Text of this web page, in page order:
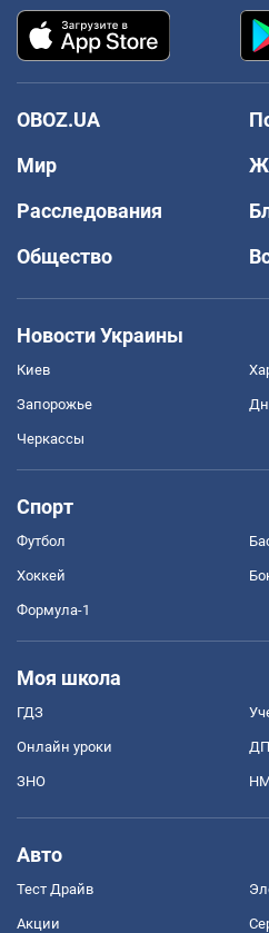
OBOZ.UA
Мир
Расследования
Общество
Новости Украины
Киев
Запорожье
Черкассы
Спорт
Футбол
Хоккей
Формула-1
Моя школа
ГДЗ
Онлайн уроки
ЗНО
Авто
Тест Драйв
Акции